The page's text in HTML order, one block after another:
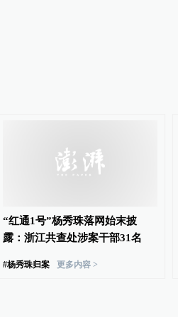
“红通1号”杨秀珠落网始末披
露：浙江共查处涉案干部31名
#杨秀珠归案 更多内容 >